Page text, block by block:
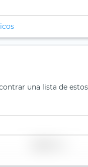
una lista de